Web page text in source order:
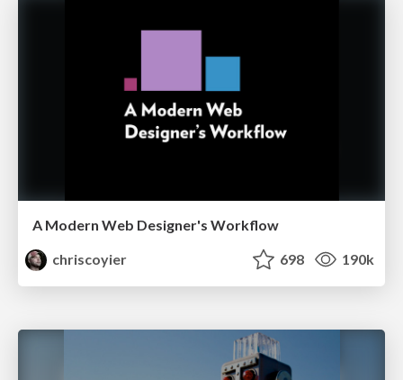
A Modern Web Designer's Workflow
chriscoyier
698 190k